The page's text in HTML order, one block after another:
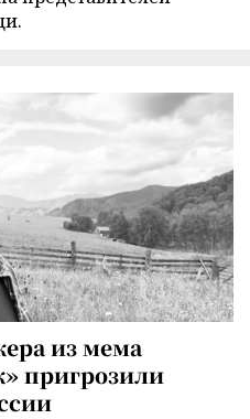
из мема
пригрозили